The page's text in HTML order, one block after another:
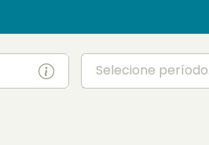
Período